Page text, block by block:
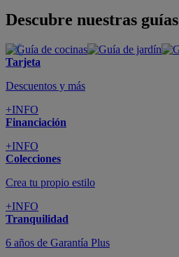
Descubre nuestras guías
Tarjeta
Descuentos y más
+INFO
Financiación
+INFO
Colecciones
Crea tu propio estilo
+INFO
Tranquilidad
6 años de Garantía Plus